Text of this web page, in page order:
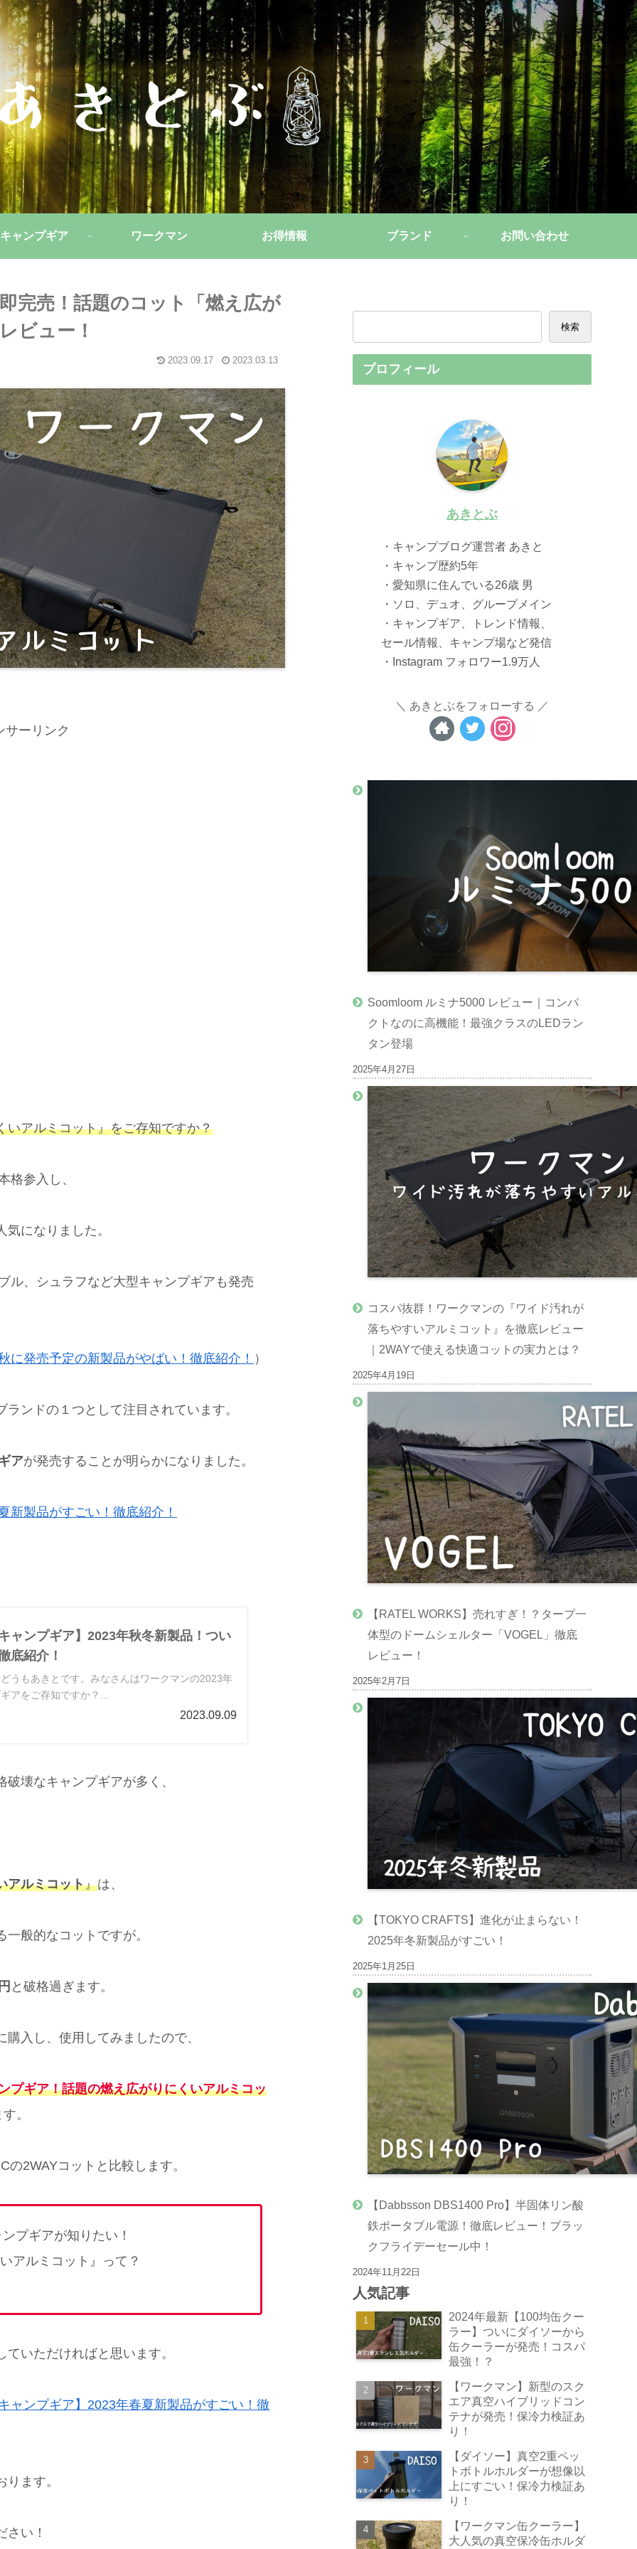
キャンプギア ワークマン お得情報 ブランド お問い合わせ
完売！話題のコット「燃え広が
ビュー！
2023.09.17 2023.03.13
サーリンク
いアルミコット』をご存知ですか？
格参入し、
になりました。
ル、シュラフなど大型キャンプギアも発売
に発売予定の新製品がやばい！徹底紹介！ ）
ンドの１つとして注目されています。
アが発売することが明らかになりました。
新製品がすごい！徹底紹介！
ャンプギア】2023年秋冬新製品！つい
底紹介！
うもあきとです。みなさんはワークマンの2023年
アをご存知ですか？...
2023.09.09
壊なキャンプギアが多く、
アルミコット』は、
般的なコットですが。
と破格過ぎます。
入し、使用してみましたので、
プギア！話題の燃え広がりにくいアルミコッ
。
2WAYコットと比較します。
プギアが知りたい！
アルミコット』って？
いただければと思います。
ャンプギア】2023年春夏新製品がすごい！徹
ます。
さい！
検索
プロフィール
あきとぶ
・キャンプブログ運営者 あきと
・キャンプ歴約5年
・愛知県に住んでいる26歳 男
・ソロ、デュオ、グループメイン
・キャンプギア、トレンド情報、
セール情報、キャンプ場など発信
・Instagram フォロワー1.9万人
あきとぶをフォローする
Soomloom ルミナ5000 レビュー｜コンパ
クトなのに高機能！最強クラスのLEDラン
タン登場
2025年4月27日
コスパ抜群！ワークマンの『ワイド汚れが
落ちやすいアルミコット』を徹底レビュー
｜2WAYで使える快適コットの実力とは？
2025年4月19日
【RATEL WORKS】売れすぎ！？タープ一
体型のドームシェルター「VOGEL」徹底
レビュー！
2025年2月7日
【TOKYO CRAFTS】進化が止まらない！
2025年冬新製品がすごい！
2025年1月25日
【Dabbsson DBS1400 Pro】半固体リン酸
鉄ポータブル電源！徹底レビュー！ブラッ
クフライデーセール中！
2024年11月22日
人気記事
2024年最新【100均缶クー
ラー】ついにダイソーから
缶クーラーが発売！コスパ
最強！？
【ワークマン】新型のスク
エア真空ハイブリッドコン
テナが発売！保冷力検証あ
り！
【ダイソー】真空2重ペッ
トボトルホルダーが想像以
上にすごい！保冷力検証あ
り！
【ワークマン缶クーラー】
大人気の真空保冷缶ホルダ